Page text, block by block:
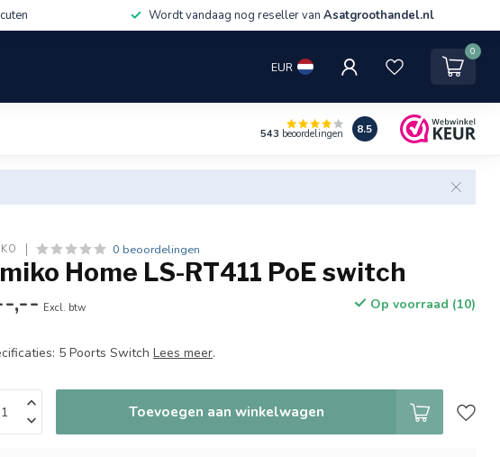
Wordt vandaag nog reseller van Asatgroothandel.nl
EUR
0
543 beoordelingen 8.5
0 beoordelingen
Home LS-RT411 PoE switch
,-- Excl. btw Op voorraad (10)
5 Poorts SwitchLees meer.
Toevoegen aan winkelwagen